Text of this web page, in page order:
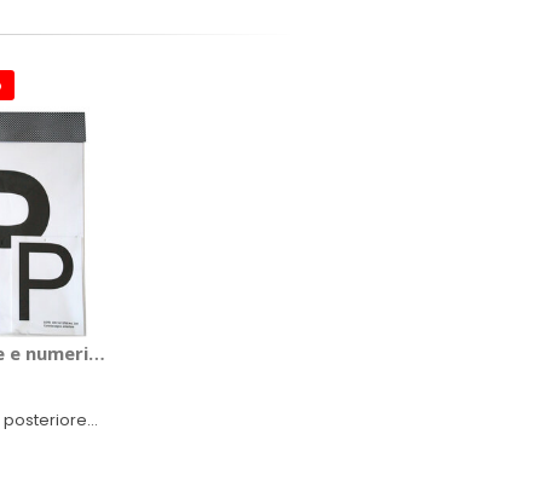
numeri Principiante - GAT